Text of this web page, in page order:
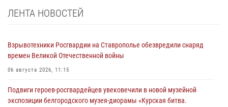
ЛЕНТА НОВОСТЕЙ
Взрывотехники Росгвардии на Ставрополье обезвредили снаряд
времен Великой Отечественной войны
06 августа 2026, 11:15
Подвиги героев‑росгвардейцев увековечили в новой музейной
экспозиции белгородского музея‑диорамы «Курская битва.